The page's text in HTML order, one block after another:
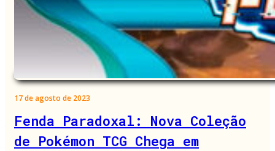
17 de agosto de 2023
Fenda Paradoxal: Nova Coleção
de Pokémon TCG Chega em